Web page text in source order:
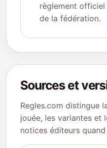
règlement officiel
de la fédération.
Sources et
Regles.com distingue
jouée, les variantes et
notices éditeurs